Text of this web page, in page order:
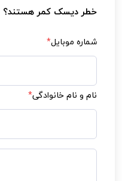
خطر دیسک کمر هستند؟
شماره موبایل*
نام و نام خانوادگی*